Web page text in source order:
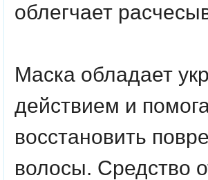
облегчает
Маска обладает
действием и
восстановить
волосы. Средство